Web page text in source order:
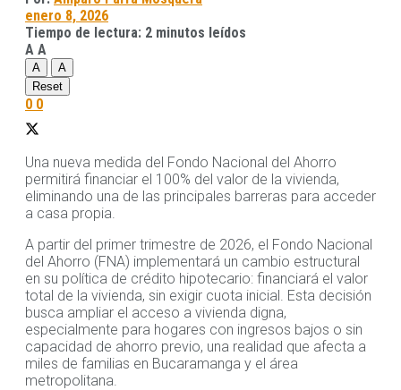
enero 8, 2026
Tiempo de lectura: 2 minutos leídos
A A
A
A
Reset
0 0
Una nueva medida del Fondo Nacional del Ahorro
permitirá financiar el 100% del valor de la vivienda,
eliminando una de las principales barreras para acceder
a casa propia.
A partir del primer trimestre de 2026, el Fondo Nacional
del Ahorro (FNA) implementará un cambio estructural
en su política de crédito hipotecario: financiará el valor
total de la vivienda, sin exigir cuota inicial. Esta decisión
busca ampliar el acceso a vivienda digna,
especialmente para hogares con ingresos bajos o sin
capacidad de ahorro previo, una realidad que afecta a
miles de familias en Bucaramanga y el área
metropolitana.